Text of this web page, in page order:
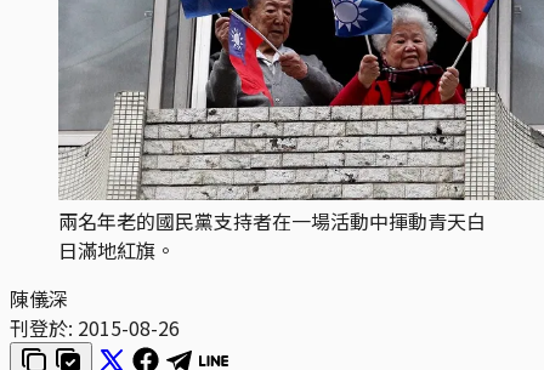
兩名年老的國民黨支持者在一場活動中揮動青天白
日滿地紅旗。
陳儀深
刊登於: 2015-08-26